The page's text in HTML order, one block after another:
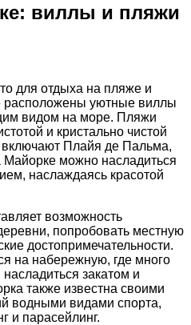
виллы и пляжи
для отдыха на пляже и
уютные виллы
видом на море. Пляжи
и кристально чистой
Плайя де Пальма,
можно насладиться
наслаждаясь красотой
возможность
попробовать местную
достопримечательности.
на набережную, где много
закатом и
также известна своими
водными видами спорта,
и парасейлинг.